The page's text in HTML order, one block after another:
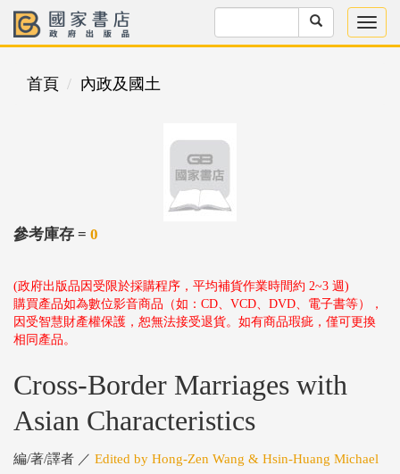
首頁 內政及國土
參考庫存 = 0
(政府出版品因受限於採購程序，平均補貨作業時間約 2~3 週)
購買產品如為數位影音商品（如：CD、VCD、DVD、電子書等），
因受智慧財產權保護，恕無法接受退貨。如有商品瑕疵，僅可更換
相同產品。
Cross-Border Marriages with
Asian Characteristics
編/著/譯者 ／ Edited by Hong-Zen Wang & Hsin-Huang Michael